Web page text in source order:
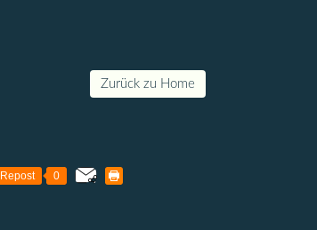
Zurück zu Home
Repost 0